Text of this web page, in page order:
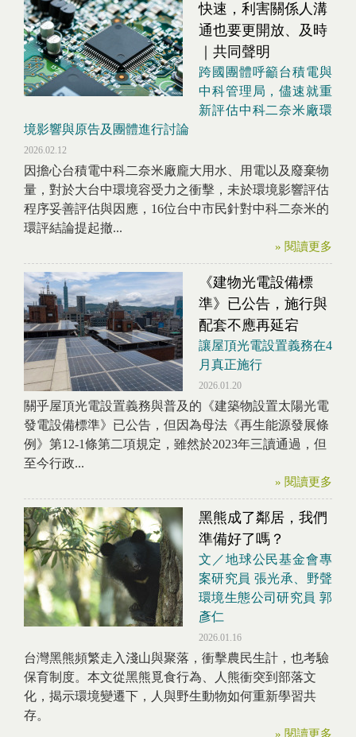
快速，利害關係人溝
通也要更開放、及時
｜共同聲明
跨國團體呼籲台積電與
中科管理局，儘速就重
新評估中科二奈米廠環
境影響與原告及團體進行討論
2026.02.12
因擔心台積電中科二奈米廠龐大用水、用電以及廢棄物
量，對於大台中環境容受力之衝擊，未於環境影響評估
程序妥善評估與因應，16位台中市民針對中科二奈米的
環評結論提起撤...
» 閱讀更多
《建物光電設備標
準》已公告，施行與
配套不應再延宕
讓屋頂光電設置義務在4
月真正施行
2026.01.20
關乎屋頂光電設置義務與普及的《建築物設置太陽光電
發電設備標準》已公告，但因為母法《再生能源發展條
例》第12-1條第二項規定，雖然於2023年三讀通過，但
至今行政...
» 閱讀更多
黑熊成了鄰居，我們
準備好了嗎？
文／地球公民基金會專
案研究員 張光承、野聲
環境生態公司研究員 郭
彥仁
2026.01.16
台灣黑熊頻繁走入淺山與聚落，衝擊農民生計，也考驗
保育制度。本文從黑熊覓食行為、人熊衝突到部落文
化，揭示環境變遷下，人與野生動物如何重新學習共
存。
» 閱讀更多